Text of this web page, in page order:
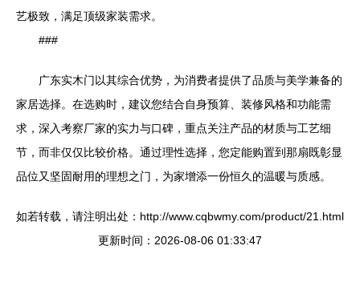
艺极致，满足顶级家装需求。
###
广东实木门以其综合优势，为消费者提供了品质与美学兼备的
家居选择。在选购时，建议您结合自身预算、装修风格和功能需
求，深入考察厂家的实力与口碑，重点关注产品的材质与工艺细
节，而非仅仅比较价格。通过理性选择，您定能购置到那扇既彰显
品位又坚固耐用的理想之门，为家增添一份恒久的温暖与质感。
如若转载，请注明出处：http://www.cqbwmy.com/product/21.html
更新时间：2026-08-06 01:33:47